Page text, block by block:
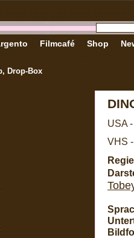
Drop-Box
Filmcafé Shop
USA
VHS